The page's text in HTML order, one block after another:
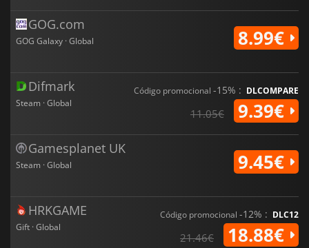
GOG.com
GOG Galaxy · Global 8.99€
Difmark
Steam · Global
Código promocional -15% : DLCOMPARE
11.05€ 9.39€
Gamesplanet UK
Steam · Global 9.45€
HRKGAME
Gift · Global
Código promocional -12% : DLC12
21.46€ 18.88€